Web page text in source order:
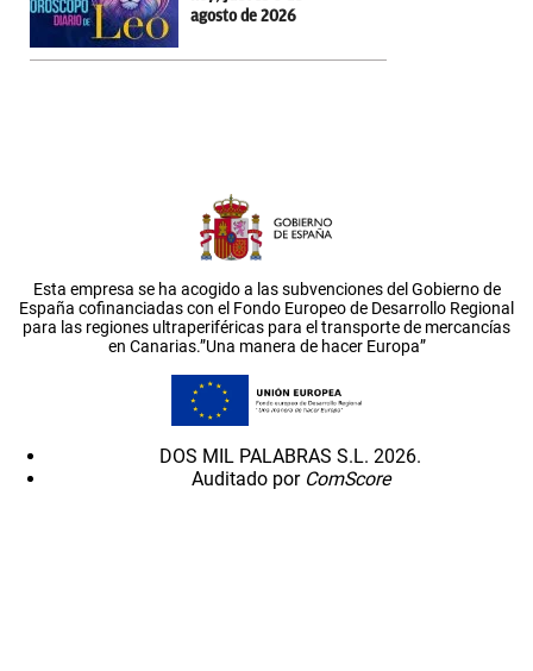
agosto de 2026
Esta empresa se ha acogido a las subvenciones del Gobierno de
España cofinanciadas con el Fondo Europeo de Desarrollo Regional
para las regiones ultraperiféricas para el transporte de mercancías
en Canarias.”Una manera de hacer Europa”
DOS MIL PALABRAS S.L. 2026.
Auditado por ComScore